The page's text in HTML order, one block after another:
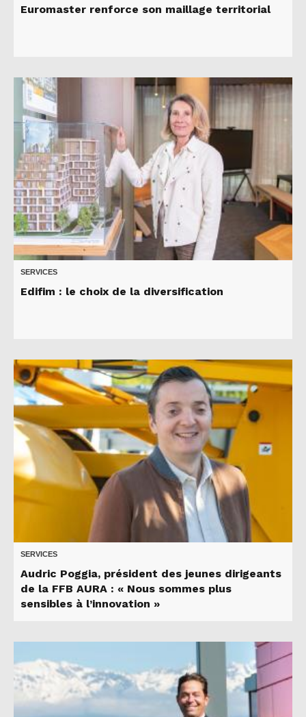
Euromaster renforce son maillage territorial
SERVICES
Edifim : le choix de la diversification
SERVICES
Audric Poggia, président des jeunes dirigeants
de la FFB AURA : « Nous sommes plus
sensibles à l’innovation »